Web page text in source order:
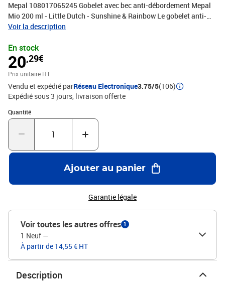
Mepal 108017065245 Gobelet avec bec anti-débordement Mepal
Mio 200 ml - Little Dutch - Sunshine & Rainbow Le gobelet anti-
fuite Mepal Mio de 200 ml avec l'impression Sunshine & Rainbow
est fabriqué en matériau souple, tandis que les poignées offrent
une prise ferme pour les petites mains. Le couvercle transparent
permet de voir facilement combien il reste dans la tasse, idéal pour
les déplacements. Grâce à son design étanche, tout reste propre et
sans éclaboussures. Le gobelet est fabriqué en matériau durable
et sans BPA, et il est facile à nettoyer au lave-vaisselle. Le motif
coloré Sunshine & Rainbow fait de ce gobelet un favori des enfants
et des parents.ÉtanchéitéTétine douceAvec couvercle transparent,
idéal pour les déplacementsPoignées pour une prise facileSans
Voir la description
En stock
20,29€
Prix unitaire HT
Vendu et expédié parRéseau Electronique3.75/5(106)
Expédié sous 3 jours livraison offerte
Quantité
Quantité : 1
Ajouter au panier
Garantie légale
Voir toutes les autres offres 1
1 Neuf —
À partir de 14,55 € HT
Description